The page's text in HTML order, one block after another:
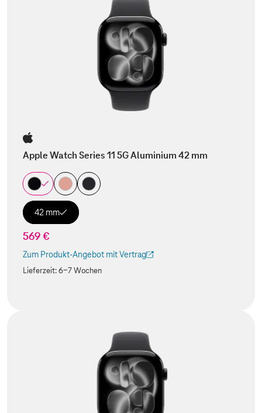
Apple Watch Series 11 5G Aluminium 42 mm
42 mm
569 €
Zum Produkt-Angebot mit Vertrag
(Der Link wird in einem neuen Tab geöffnet)
Lieferzeit:6-7 Wochen